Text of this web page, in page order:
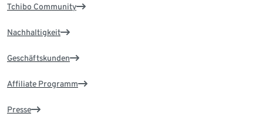
Tchibo Community
Nachhaltigkeit
Geschäftskunden
Affiliate Programm
Presse